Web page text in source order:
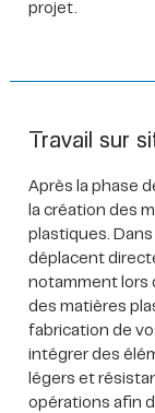
projet.
Travail sur
Après la phase
la création des
plastiques.
déplacent
notamment lors
des matières
fabrication de
intégrer des
légers et
opérations afin